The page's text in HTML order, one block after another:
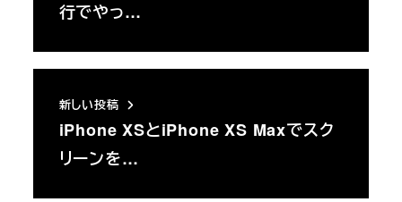
行でやっ…
新しい投稿
iPhone XSとiPhone XS Maxでスク
リーンを…